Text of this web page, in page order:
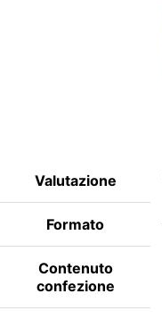
Valutazione
Formato
Contenuto
confezione